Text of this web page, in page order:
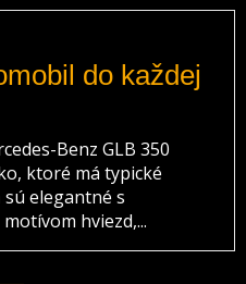
do každej
Benz GLB 350
ktoré má typické
elegantné s
hviezd,...